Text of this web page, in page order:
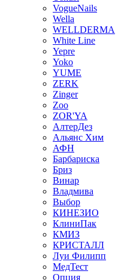
VogueNails
Wella
WELLDERMA
White Line
Yepre
Yoko
YUME
ZERK
Zinger
Zoo
ZOR'YA
АлтерДез
Альянс Хим
АФН
Барбариска
Бриз
Винар
Владмива
Выбор
КИНЕЗИО
КлиниПак
КМИЗ
КРИСТАЛЛ
Луи Филипп
МедТест
Опция